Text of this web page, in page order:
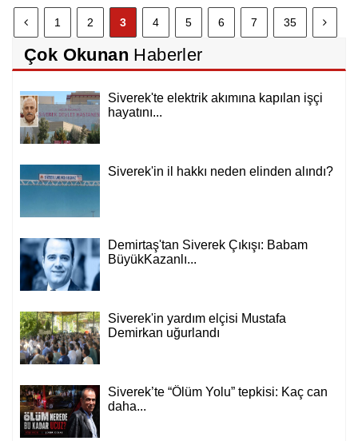
1 2 3 4 5 6 7 35
Çok Okunan Haberler
Siverek'te elektrik akımına kapılan işçi
hayatını...
Siverek'in il hakkı neden elinden alındı?
Demirtaş'tan Siverek Çıkışı: Babam
BüyükKazanlı...
Siverek'in yardım elçisi Mustafa
Demirkan uğurlandı
Siverek’te “Ölüm Yolu” tepkisi: Kaç can
daha...
Mahmut Hanpolat
Adanmış bir hayat: Neşet Hoca